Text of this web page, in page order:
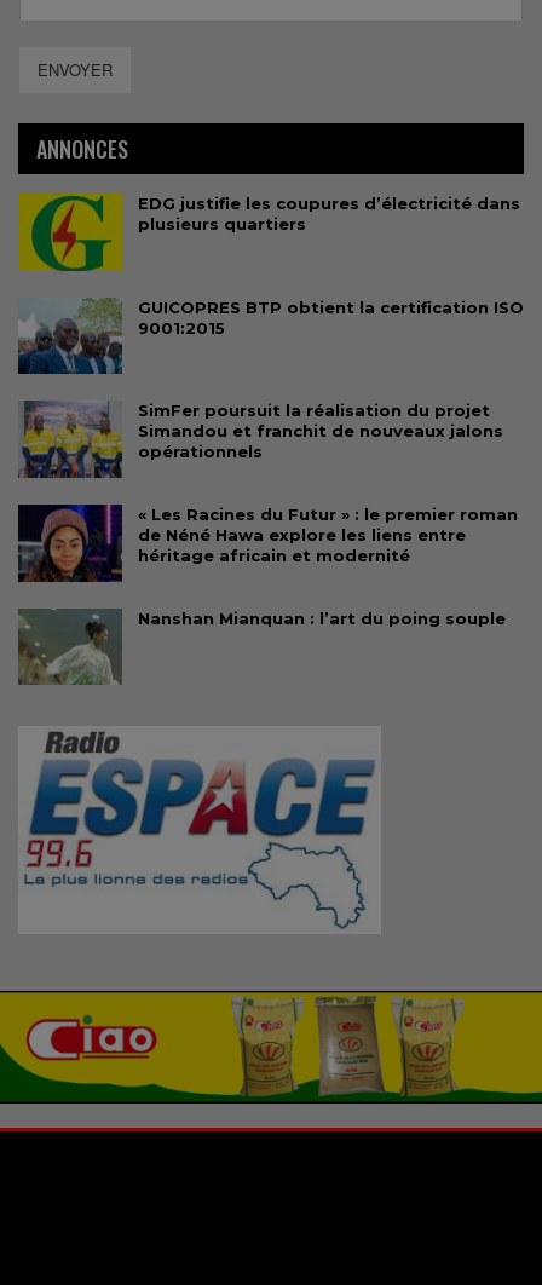
ENVOYER
ANNONCES
EDG justifie les coupures d’électricité dans
plusieurs quartiers
GUICOPRES BTP obtient la certification ISO
9001:2015
SimFer poursuit la réalisation du projet
Simandou et franchit de nouveaux jalons
opérationnels
« Les Racines du Futur » : le premier roman
de Néné Hawa explore les liens entre
héritage africain et modernité
Nanshan Mianquan : l’art du poing souple